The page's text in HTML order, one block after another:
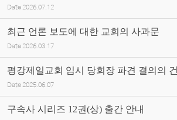
Date 2026.07.12
최근 언론 보도에 대한 교회의 사과문
Date 2026.03.17
평강제일교회 임시 당회장 파견 결의의 건
Date 2025.06.07
구속사 시리즈 12권(상) 출간 안내